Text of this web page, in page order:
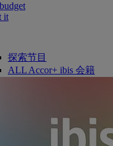
it
探索节目
ALL Accor+ ibis 会籍